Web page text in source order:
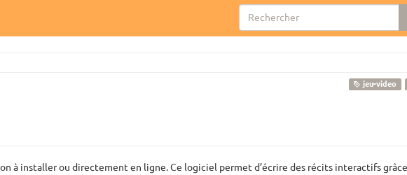
jeu-video
à installer ou directement en ligne. Ce logiciel permet d’écrire des récits interactifs